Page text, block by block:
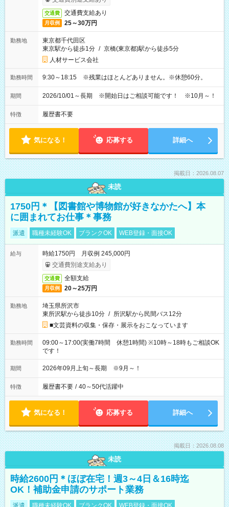
交通費 交通費支給あり
月収例 25～30万円
勤務地
東京都千代田区
東京駅から徒歩1分 / 京橋(東京都)駅から徒歩5分
人材サービス会社
勤務時間 9:30～18:15 ※残業はほとんどありません。※休憩60分。
期間 2026/10/01～長期 ※開始日はご相談可能です！ ※10月～！
特徴 履歴書不要
気になる！ 応募する 詳細へ
掲載日：2026.08.07
未読
1750円＊【図書館や博物館が好きなかたへ】本
に囲まれてお仕事＊事務
派遣 職種未経験OK ブランクOK WEB登録・面接OK
給与
時給1750円 月収例 245,000円
交通費別途支給あり
交通費 全額支給
月収例 20～25万円
勤務地
埼玉県所沢市
東所沢駅から徒歩10分 / 所沢駅から民間バス12分
■文芸資料の収集・保存・展示をおこなっています
勤務時間
09:00～17:00(実働7時間 休憩1時間) ※10時～18時もご相談OK
です！
期間 2026年09月上旬～長期 ※9月～！
特徴 履歴書不要 / 40～50代活躍中
気になる！ 応募する 詳細へ
掲載日：2026.08.08
未読
時給2600円＊ほぼ在宅！週3～4日＆16時迄
OK！補助金申請のサポート業務
派遣 職種未経験OK ブランクOK WEB登録・面接OK